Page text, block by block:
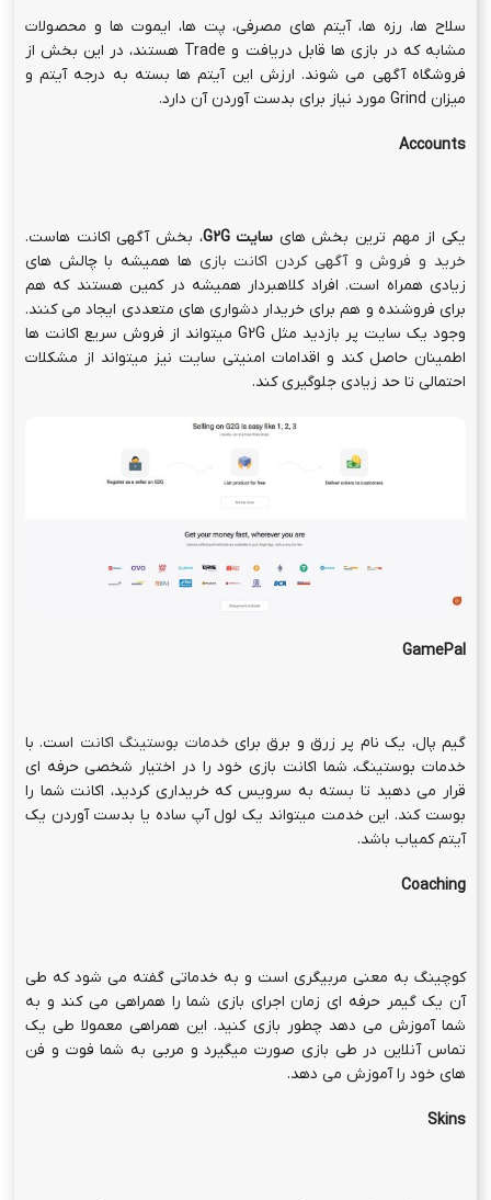
سلاح ها، رزه ها، آیتم های مصرفی، پت ها، ایموت ها و محصولات
مشابه که در بازی ها قابل دریافت و Trade هستند، در این بخش از
فروشگاه آگهی می شوند. ارزش این آیتم ها بسته به درجه آیتم و
میزان Grind مورد نیاز برای بدست آوردن آن دارد.
Accounts
یکی از مهم ترین بخش های سایتG2G، بخش آگهی اکانت هاست.
خرید و فروش و آگهی کردن اکانت بازی ها همیشه با چالش های
زیادی همراه است. افراد کلاهبردار همیشه در کمین هستند که هم
برای فروشنده و هم برای خریدار دشواری های متعددی ایجاد می کنند.
وجود یک سایت پر بازدید مثل G2G میتواند از فروش سریع اکانت ها
اطمینان حاصل کند و اقدامات امنیتی سایت نیز میتواند از مشکلات
احتمالی تا حد زیادی جلوگیری کند.
GamePal
گیم پال، یک نام پر زرق و برق برای خدمات بوستینگ اکانت است. با
خدمات بوستینگ، شما اکانت بازی خود را در اختیار شخصی حرفه ای
قرار می دهید تا بسته به سرویس که خریداری کردید، اکانت شما را
بوست کند. این خدمت میتواند یک لول آپ ساده یا بدست آوردن یک
آیتم کمیاب باشد.
Coaching
کوچینگ به معنی مربیگری است و به خدماتی گفته می شود که طی
آن یک گیمر حرفه ای زمان اجرای بازی شما را همراهی می کند و به
شما آموزش می دهد چطور بازی کنید. این همراهی معمولا طی یک
تماس آنلاین در طی بازی صورت میگیرد و مربی به شما فوت و فن
های خود را آموزش می دهد.
Skins